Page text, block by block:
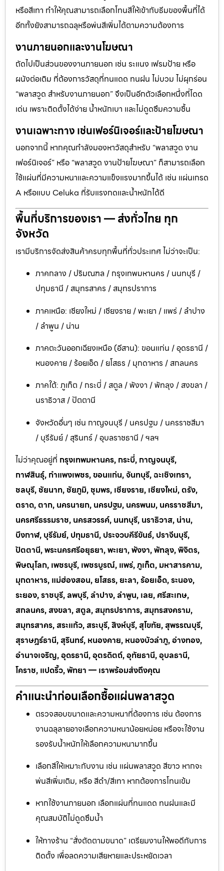
หรือสีเทา ทำให้คุณสามารถเลือกโทนสีให้เข้ากับธีมของพื้นที่ได้
อีกทั้งยังสามารถฉลุหรือพ่นสีเพิ่มได้ตามความต้องการ
งานภายนอกและงานโฆษณา
ถัดไปเป็นส่วนของงานภายนอก เช่น ระแนง เฟรมป้าย หรือ
ผนังต่อเติม ที่ต้องการวัสดุที่ทนแดด ทนฝน ไม่บวม ไม่ผุกร่อน
“พลาสวูด สำหรับงานภายนอก” จึงเป็นอีกตัวเลือกหนึ่งที่โดด
เด่น เพราะติดตั้งได้ง่าย น้ำหนักเบา และไม่ดูดซึมความชื้น
งานเฉพาะทาง เช่นเฟอร์นิเจอร์และป้ายโฆษณา
นอกจากนี้ หากคุณกำลังมองหาวัสดุสำหรับ “พลาสวูด งาน
เฟอร์นิเจอร์” หรือ “พลาสวูด งานป้ายโฆษณา” ก็สามารถเลือก
ใช้แผ่นที่มีความหนาและความแข็งแรงมากขึ้นได้ เช่น แผ่นเกรด
A หรือแบบ Celuka ที่รับแรงกดและน้ำหนักได้ดี
พื้นที่บริการของเรา — ส่งทั่วไทย ทุก
จังหวัด
เรามีบริการจัดส่งสินค้าครบทุกพื้นที่ทั่วประเทศ ไม่ว่าจะเป็น:
ภาคกลาง / ปริมณฑล / กรุงเทพมหานคร / นนทบุรี /
ปทุมธานี / สมุทรสาคร / สมุทรปราการ
ภาคเหนือ: เชียงใหม่ / เชียงราย / พะเยา / แพร่ / ลำปาง
/ ลำพูน / น่าน
ภาคตะวันออกเฉียงเหนือ (อีสาน): ขอนแก่น / อุดรธานี /
หนองคาย / ร้อยเอ็ด / ยโสธร / มุกดาหาร / สกลนคร
ภาคใต้: ภูเก็ต / กระบี่ / สตูล / พังงา / พัทลุง / สงขลา /
นราธิวาส / ปัตตานี
จังหวัดอื่นๆ เช่น กาญจนบุรี / นครปฐม / นครราชสีมา
/ บุรีรัมย์ / สุรินทร์ / อุบลราชธานี / ฯลฯ
ไม่ว่าคุณอยู่ที่ กรุงเทพมหานคร, กระบี่, กาญจนบุรี,
กาฬสินธุ์, กำแพงเพชร, ขอนแก่น, จันทบุรี, ฉะเชิงเทรา,
ชลบุรี, ชัยนาท, ชัยภูมิ, ชุมพร, เชียงราย, เชียงใหม่, ตรัง,
ตราด, ตาก, นครนายก, นครปฐม, นครพนม, นครราชสีมา,
นครศรีธรรมราช, นครสวรรค์, นนทบุรี, นราธิวาส, น่าน,
บึงกาฬ, บุรีรัมย์, ปทุมธานี, ประจวบคีรีขันธ์, ปราจีนบุรี,
ปัตตานี, พระนครศรีอยุธยา, พะเยา, พังงา, พัทลุง, พิจิตร,
พิษณุโลก, เพชรบุรี, เพชรบูรณ์, แพร่, ภูเก็ต, มหาสารคาม,
มุกดาหาร, แม่ฮ่องสอน, ยโสธร, ยะลา, ร้อยเอ็ด, ระนอง,
ระยอง, ราชบุรี, ลพบุรี, ลำปาง, ลำพูน, เลย, ศรีสะเกษ,
สกลนคร, สงขลา, สตูล, สมุทรปราการ, สมุทรสงคราม,
สมุทรสาคร, สระแก้ว, สระบุรี, สิงห์บุรี, สุโขทัย, สุพรรณบุรี,
สุราษฎร์ธานี, สุรินทร์, หนองคาย, หนองบัวลำภู, อ่างทอง,
อำนาจเจริญ, อุดรธานี, อุตรดิตถ์, อุทัยธานี, อุบลธานี,
โคราช, แปดริ้ว, พัทยา — เราพร้อมส่งถึงคุณ
คำแนะนำก่อนเลือกซื้อแผ่นพลาสวูด
ตรวจสอบขนาดและความหนาที่ต้องการ เช่น ต้องการ
งานฉลุลายอาจเลือกความหนาน้อยหน่อย หรือจะใช้งาน
รองรับน้ำหนักให้เลือกความหนามากขึ้น
เลือกสีให้เหมาะกับงาน เช่น แผ่นพลาสวูด สีขาว หากจะ
พ่นสีเพิ่มเติม, หรือ สีดำ/สีเทา หากต้องการโทนเข้ม
หากใช้งานภายนอก เลือกแผ่นที่ทนแดด ทนฝนและมี
คุณสมบัติไม่ดูดซึมน้ำ
ให้ทางร้าน “สั่งตัดตามขนาด” เตรียมงานให้พอดีกับการ
ติดตั้ง เพื่อลดความเสียหายและประหยัดเวลา